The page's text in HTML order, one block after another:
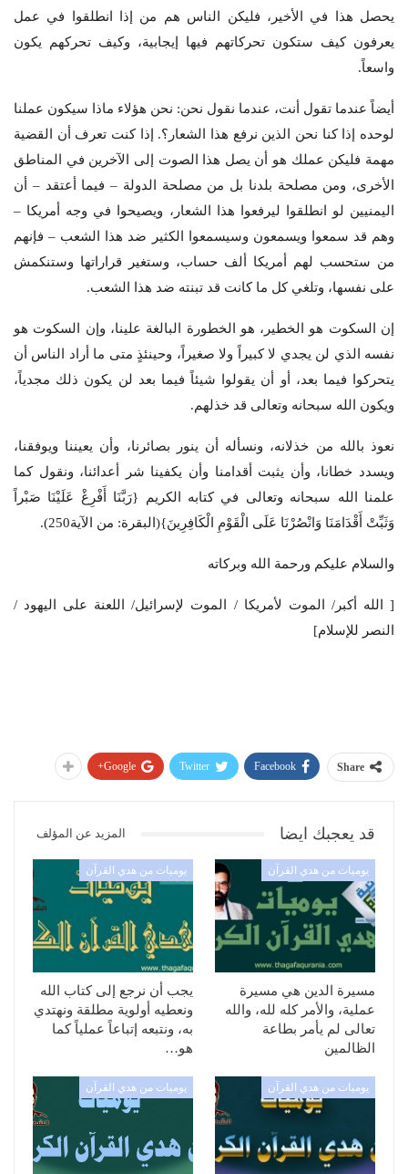
يحصل هذا في الأخير، فليكن الناس هم من إذا انطلقوا في عمل
يعرفون كيف ستكون تحركاتهم فيها إيجابية، وكيف تحركهم يكون
واسعاً.
أيضاً عندما تقول أنت، عندما نقول نحن: نحن هؤلاء ماذا سيكون عملنا
لوحده إذا كنا نحن الذين نرفع هذا الشعار؟. إذا كنت تعرف أن القضية
مهمة فليكن عملك هو أن يصل هذا الصوت إلى الآخرين في المناطق
الأخرى، ومن مصلحة بلدنا بل من مصلحة الدولة – فيما أعتقد – أن
اليمنيين لو انطلقوا ليرفعوا هذا الشعار، ويصيحوا في وجه أمريكا –
وهم قد سمعوا ويسمعون وسيسمعوا الكثير ضد هذا الشعب – فإنهم
من ستحسب لهم أمريكا ألف حساب، وستغير قراراتها وستنكمش
على نفسها، وتلغي كل ما كانت قد تبنته ضد هذا الشعب.
إن السكوت هو الخطير، هو الخطورة البالغة علينا، وإن السكوت هو
نفسه الذي لن يجدي لا كبيراً ولا صغيراً، وحينئذٍ متى ما أراد الناس أن
يتحركوا فيما بعد، أو أن يقولوا شيئاً فيما بعد لن يكون ذلك مجدياً،
ويكون الله سبحانه وتعالى قد خذلهم.
نعوذ بالله من خذلانه، ونسأله أن ينور بصائرنا، وأن يعيننا ويوفقنا،
ويسدد خطانا، وأن يثبت أقدامنا وأن يكفينا شر أعدائنا، ونقول كما
علمنا الله سبحانه وتعالى في كتابه الكريم {رَبَّنَا أَفْرِغْ عَلَيْنَا صَبْراً
وَثَبِّتْ أَقْدَامَنَا وَانْصُرْنَا عَلَى الْقَوْمِ الْكَافِرِينَ}(البقرة: من الآية250).
والسلام عليكم ورحمة الله وبركاته
[ الله أكبر/ الموت لأمريكا / الموت لإسرائيل/ اللعنة على اليهود /
النصر للإسلام]
Share
Facebook
Twitter
Google+
قد يعجبك ايضا المزيد عن المؤلف
يوميات من هدي القرآن
مسيرة الدين هي مسيرة
عملية، والأمر كله لله، والله
تعالى لم يأمر بطاعة
الظالمين
يوميات من هدي القرآن
يجب أن نرجع إلى كتاب الله
ونعطيه أولوية مطلقة ونهتدي
به، ونتبعه إتباعاً عملياً كما
هو…
يوميات من هدي القرآن يوميات من هدي القرآن